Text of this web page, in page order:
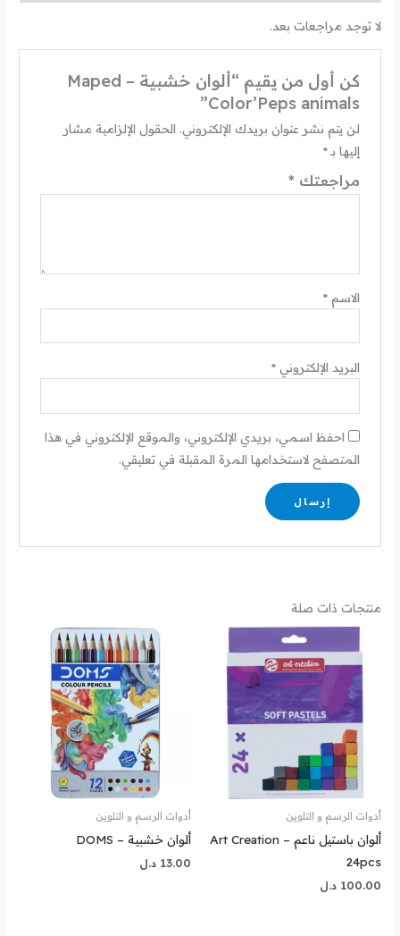
لا توجد مراجعات بعد.
كن أول من يقيم “ألوان خشبية – Maped
Color’Peps animals”
لن يتم نشر عنوان بريدك الإلكتروني. الحقول الإلزامية مشار
إليها بـ*
مراجعتك *
الاسم *
البريد الإلكتروني *
احفظ اسمي، بريدي الإلكتروني، والموقع الإلكتروني في هذا
المتصفح لاستخدامها المرة المقبلة في تعليقي.
منتجات ذات صلة
أدوات الرسم و التلوين
ألوان باستيل ناعم Art Creation –
24pcs
100.00 د.ل
أدوات الرسم و التلوين
ألوان خشبية – DOMS
13.00 د.ل